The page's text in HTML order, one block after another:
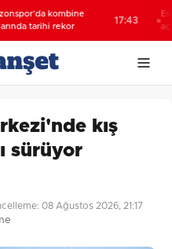
kombine
tarihi rekor
Esnaf
açıklama
kış
sürüyor
08 Ağustos 2026, 21:17